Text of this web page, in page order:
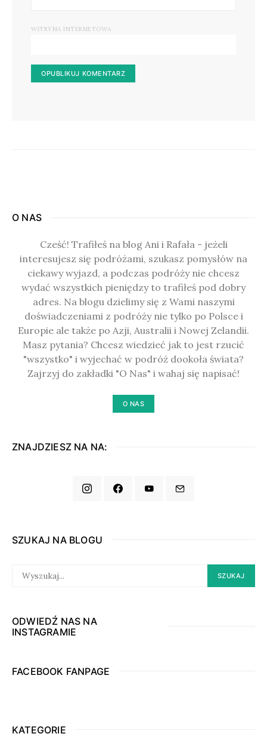
WITRYNA INTERNETOWA
O NAS
Cześć! Trafiłeś na blog Ani i Rafała - jeżeli
interesujesz się podróżami, szukasz pomysłów na
ciekawy wyjazd, a podczas podróży nie chcesz
wydać wszystkich pieniędzy to trafiłeś pod dobry
adres. Na blogu dzielimy się z Wami naszymi
doświadczeniami z podróży nie tylko po Polsce i
Europie ale także po Azji, Australii i Nowej Zelandii.
Masz pytania? Chcesz wiedzieć jak to jest rzucić
"wszystko" i wyjechać w podróż dookoła świata?
Zajrzyj do zakładki "O Nas" i wahaj się napisać!
O NAS
ZNAJDZIESZ NA NA:
SZUKAJ NA BLOGU
FOR:
SZUKAJ
ODWIEDŹ NAS NA
INSTAGRAMIE
FACEBOOK FANPAGE
KATEGORIE